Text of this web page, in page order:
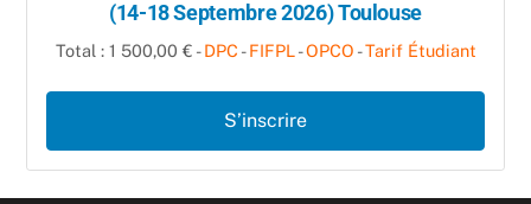
(14-18 Septembre 2026) Toulouse
Total : 1 500,00 € -DPC -FIFPL-OPCO -Tarif Étudiant
S’inscrire